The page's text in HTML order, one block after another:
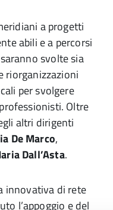
a progetti
abili e a percorsi
svolte sia
riorganizzazioni
per svolgere
Oltre
altri dirigenti
De Marco,
Dall’Asta.
innovativa di rete
l’appoggio e del